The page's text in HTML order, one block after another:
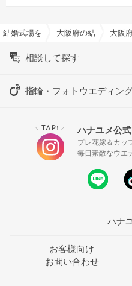
結婚式場を探すならハナユメ
大阪府の結婚式場一
大阪
相談して探す
指輪・フォトウエディン
＼ TAP! ／ ハナユメ公
プレ花嫁＆カッ
毎日素敵なウエ
ハナ
お客様向け
お問い合わせ